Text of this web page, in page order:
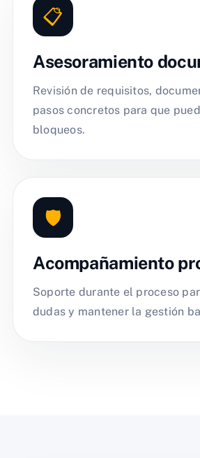
📋
Asesoramiento
Revisión de requisitos,
pasos concretos para que
bloqueos.
🛡️
Acompañamiento
Soporte durante el proceso
dudas y mantener la gestión